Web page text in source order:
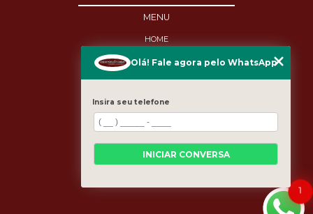
MENU
HOME
PRODUTOS
MANUTENÇÃO
CASES
MAPA DO SITE
1
Olá! Fale agora pelo WhatsApp
Insira seu telefone
INICIAR CONVERSA